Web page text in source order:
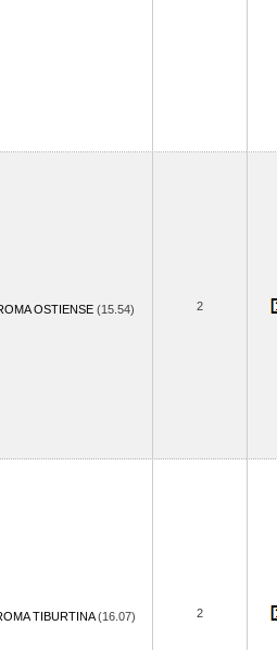
OSTIENSE (15.54) 2
TIBURTINA(16.07) 2